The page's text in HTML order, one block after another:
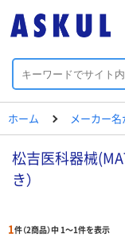
ホーム メーカー名
松吉医科器械
き）
1件（2商品）中 1～1件を表示